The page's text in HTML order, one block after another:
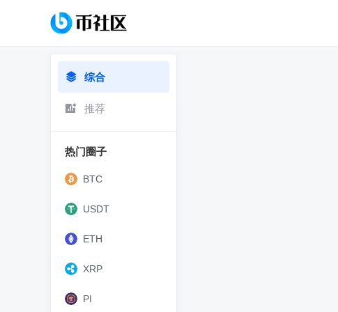
综合
推荐
热门圈子
BTC
USDT
ETH
XRP
PI